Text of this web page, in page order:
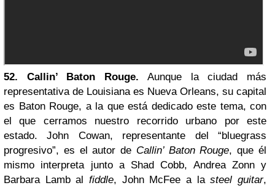
52. Callin’ Baton Rouge. Aunque la ciudad más
representativa de Louisiana es Nueva Orleans, su capital
es Baton Rouge, a la que está dedicado este tema, con
el que cerramos nuestro recorrido urbano por este
estado. John Cowan, representante del “bluegrass
progresivo”, es el autor de Callin’ Baton Rouge, que él
mismo interpreta junto a Shad Cobb, Andrea Zonn y
Barbara Lamb al fiddle, John McFee a lasteel guitar,